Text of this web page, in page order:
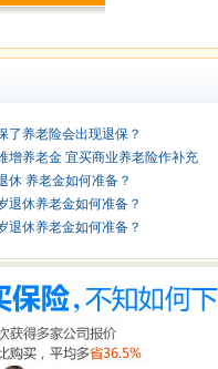
了养老险会出现退保？
增养老金 宜买商业养老险作补充
休 养老金如何准备？
退休养老金如何准备？
退休养老金如何准备？